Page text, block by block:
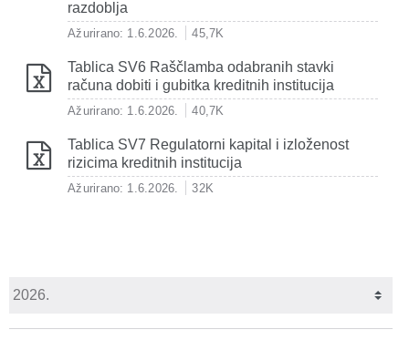
razdoblja
Ažurirano: 1.6.2026. 45,7K
Tablica SV6 Raščlamba odabranih stavki
računa dobiti i gubitka kreditnih institucija
Ažurirano: 1.6.2026. 40,7K
Tablica SV7 Regulatorni kapital i izloženost
rizicima kreditnih institucija
Ažurirano: 1.6.2026. 32K